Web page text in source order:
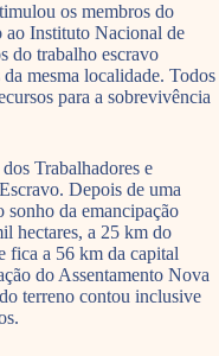
os membros do
ao Instituto Nacional de
do trabalho escravo
mesma localidade. Todos
para a sobrevivência
Trabalhadores e
Depois de uma
sonho da emancipação
hectares, a 25 km do
fica a 56 km da capital
do Assentamento Nova
terreno contou inclusive